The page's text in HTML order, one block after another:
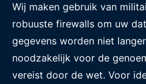
Wij maken gebruik van
robuuste firewalls om uw
gegevens worden niet
noodzakelijk voor de
vereist door de wet. Voor